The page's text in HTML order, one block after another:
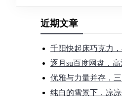
近期文章
千阳快起床巧克力
逐月su百度网盘，
优雅与力量并存，
纯白的雪景下，凉